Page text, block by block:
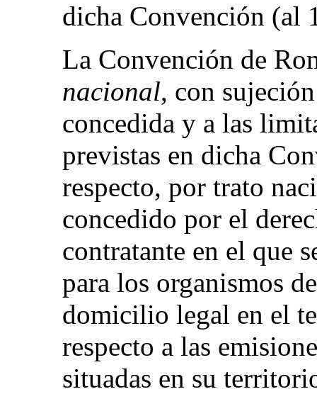
dicha Convención (al
La Convención de
nacional, con
concedida y a las
previstas en dicha
respecto, por trato
concedido por el
contratante en el que
para los organismos
domicilio legal en el
respecto a las
situadas en su